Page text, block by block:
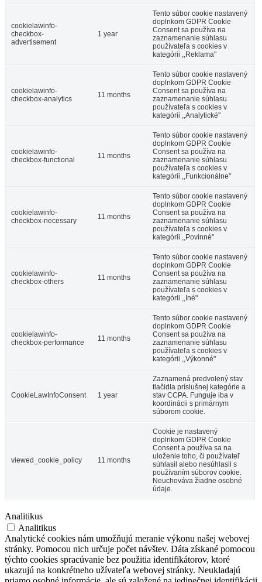
Dunaszerdahely, Január 01
Ingyenes SHUTTLE BUS
cookielawinfo-
checkbox-
advertisement
1 year
Tento súbor cookie nastavený
doplnkom GDPR Cookie
Consent sa používa na
zaznamenanie súhlasu
používateľa s cookies v
kategórii ,,Reklama"
cookielawinfo-
checkbox-analytics
11 months
Tento súbor cookie nastavený
doplnkom GDPR Cookie
Consent sa používa na
zaznamenanie súhlasu
používateľa s cookies v
kategórii ,,Analytické"
cookielawinfo-
checkbox-functional
11 months
Tento súbor cookie nastavený
doplnkom GDPR Cookie
Consent sa používa na
zaznamenanie súhlasu
používateľa s cookies v
kategórii ,,Funkcionálne"
cookielawinfo-
checkbox-necessary
11 months
Tento súbor cookie nastavený
doplnkom GDPR Cookie
Consent sa používa na
zaznamenanie súhlasu
používateľa s cookies v
kategórii ,,Povinné"
cookielawinfo-
checkbox-others
11 months
Tento súbor cookie nastavený
doplnkom GDPR Cookie
Consent sa používa na
zaznamenanie súhlasu
používateľa s cookies v
kategórii ,,Iné"
cookielawinfo-
checkbox-performance
11 months
Tento súbor cookie nastavený
doplnkom GDPR Cookie
Consent sa používa na
zaznamenanie súhlasu
používateľa s cookies v
kategórii ,,Výkonné"
CookieLawInfoConsent 1 year
Zaznamená predvolený stav
tlačidla príslušnej kategórie a
stav CCPA. Funguje iba v
koordinácii s primárnym
súborom cookie.
viewed_cookie_policy 11 months
Cookie je nastavený
doplnkom GDPR Cookie
Consent a používa sa na
uloženie toho, či používateľ
súhlasil alebo nesúhlasil s
používaním súborov cookie.
Neuchováva žiadne osobné
údaje.
Analitikus
Analitikus
Analytické cookies nám umožňujú meranie výkonu našej webovej
stránky. Pomocou nich určuje počet návštev. Dáta získané pomocou
týchto cookies spracúvanie bez použitia identifikátorov, ktoré
ukazujú na konkrétneho užívateľa webovej stránky. Neukladajú